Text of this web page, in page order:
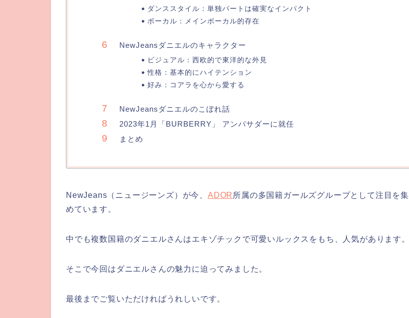
ダンススタイル：単独パートは確実なインパクト
ボーカル：メインボーカル的存在
NewJeansダニエルのキャラクター
ビジュアル：西欧的で東洋的な外見
性格：基本的にハイテンション
好み：コアラを心から愛する
NewJeansダニエルのこぼれ話
2023年1月「BURBERRY」 アンバサダーに就任
まとめ
NewJeans（ニュージーンズ）が今、 ADOR所属の多国籍ガールズグループとして注目を集
めています。
中でも複数国籍のダニエルさんはエキゾチックで可愛いルックスをもち、人気があります。
そこで今回はダニエルさんの魅力に迫ってみました。
最後までご覧いただければうれしいです。